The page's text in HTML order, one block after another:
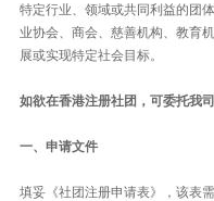
特定行业、领域或共同利益的团
业协会、商会、慈善机构、教育
展或实现特定社会目标。
如欲在香港注册社团，可委托我
一、申请文件
填妥《社团注册申请表》，该表